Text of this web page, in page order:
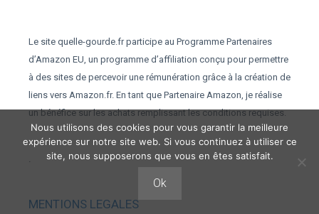
Le site quelle-gourde.fr participe au Programme Partenaires
d’Amazon EU, un programme d’affiliation conçu pour permettre
à des sites de percevoir une rémunération grâce à la création de
liens vers Amazon.fr. En tant que Partenaire Amazon, je réalise
un bénéfice sur les achats remplissant les conditions requises.
MENTIONS LEGALES
Nous utilisons des cookies pour vous garantir la meilleure
expérience sur notre site web. Si vous continuez à utiliser ce
site, nous supposerons que vous en êtes satisfait.
Ok